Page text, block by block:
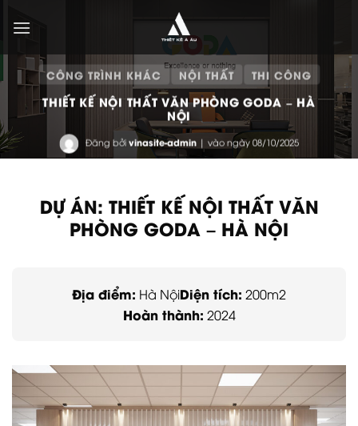
qua
dung
CÔNG TRÌNH KHÁC NỘI THẤT THI CÔNG
THIẾT KẾ NỘI THẤT VĂN PHÒNG GODA – HÀ
NỘI
Đăng bởi vinasite-admin | vào ngày 08/10/2025
DỰ ÁN: THIẾT KẾ NỘI THẤT VĂN
PHÒNG GODA – HÀ NỘI
Địa điểm: Hà NộiDiện tích: 200m2
Hoàn thành: 2024